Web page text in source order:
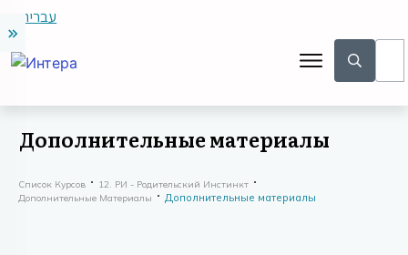
עברית
Дополнительные материалы
Список Курсов
12. РИ - Родительский Инстинкт
Дополнительные Материалы
Дополнительные материалы